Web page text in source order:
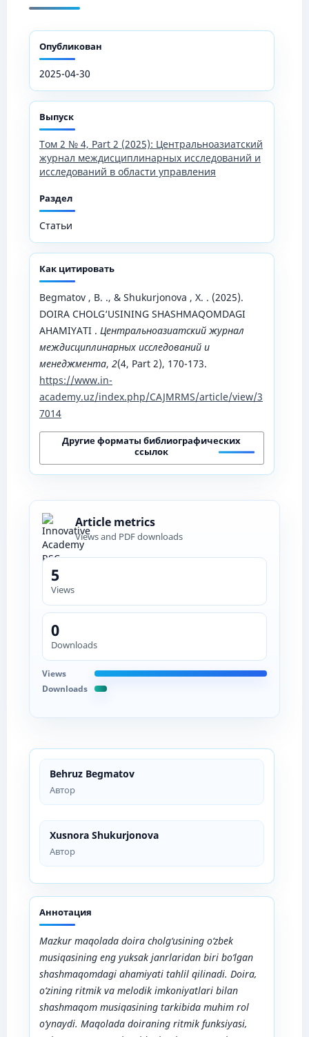
Behruz Begmatov
Автор
Xusnora Shukurjonova
Автор
Аннотация
Mazkur maqolada doira cholg‘usining o‘zbek
musiqasining eng yuksak janrlaridan biri bo‘lgan
shashmaqomdagi ahamiyati tahlil qilinadi. Doira,
o‘zining ritmik va melodik imkoniyatlari bilan
shashmaqom musiqasining tarkibida muhim rol
o‘ynaydi. Maqolada doiraning ritmik funksiyasi,
Опубликован
2025-04-30
Выпуск
Том 2 № 4, Part 2 (2025): Центральноазиатский
журнал междисциплинарных исследований и
исследований в области управления
Раздел
Статьи
Как цитировать
Begmatov , B. ., & Shukurjonova , X. . (2025).
DOIRA CHOLG‘USINING SHASHMAQOMDAGI
AHAMIYATI . Центральноазиатский журнал
междисциплинарных исследований и
менеджмента, 2(4, Part 2), 170-173.
https://www.in-
academy.uz/index.php/CAJMRMS/article/view/3
7014
Другие форматы библиографических
ссылок
Article metrics
Views and PDF downloads
5
Views
0
Downloads
Views
Downloads